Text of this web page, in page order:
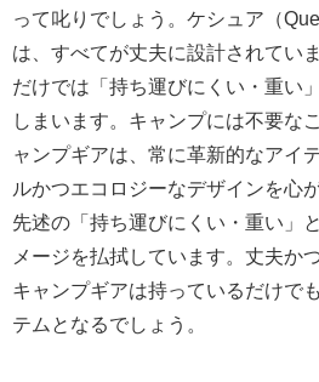
って叱りでしょう。ケシュア（
は、すべてが丈夫に設計されてい
だけでは「持ち運びにくい・重い
しまいます。キャンプには不要な
ャンプギアは、常に革新的なアイ
ルかつエコロジーなデザインを心
先述の「持ち運びにくい・重い」
メージを払拭しています。丈夫か
キャンプギアは持っているだけで
テムとなるでしょう。